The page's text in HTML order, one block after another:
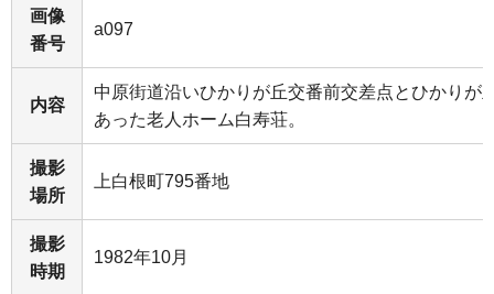
画像
番号
a097
内容
中原街道沿いひかりが丘交番前交差点とひかりが
あった老人ホーム白寿荘。
撮影
場所
上白根町795番地
撮影
時期
1982年10月